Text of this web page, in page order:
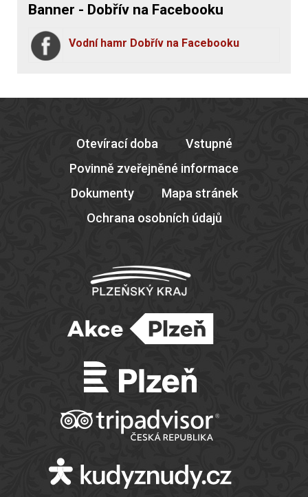
Banner - Dobřív na Facebooku
Vodní hamr Dobřív na Facebooku
Otevírací doba
Vstupné
Povinně zveřejněné informace
Dokumenty
Mapa stránek
Ochrana osobních údajů